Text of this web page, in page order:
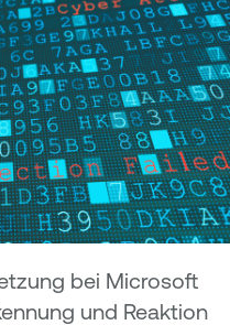
bei Microsoft
und Reaktion